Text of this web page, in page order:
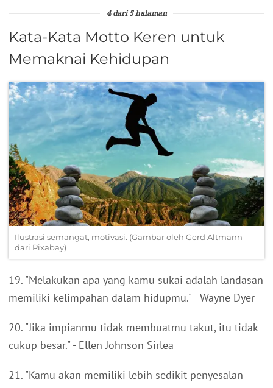
4 dari 5 halaman
Kata-Kata Motto Keren untuk
Memaknai Kehidupan
Ilustrasi semangat, motivasi. (Gambar oleh Gerd Altmann
dari Pixabay)
19. "Melakukan apa yang kamu sukai adalah landasan
memiliki kelimpahan dalam hidupmu." - Wayne Dyer
20. "Jika impianmu tidak membuatmu takut, itu tidak
cukup besar." - Ellen Johnson Sirlea
21. "Kamu akan memiliki lebih sedikit penyesalan